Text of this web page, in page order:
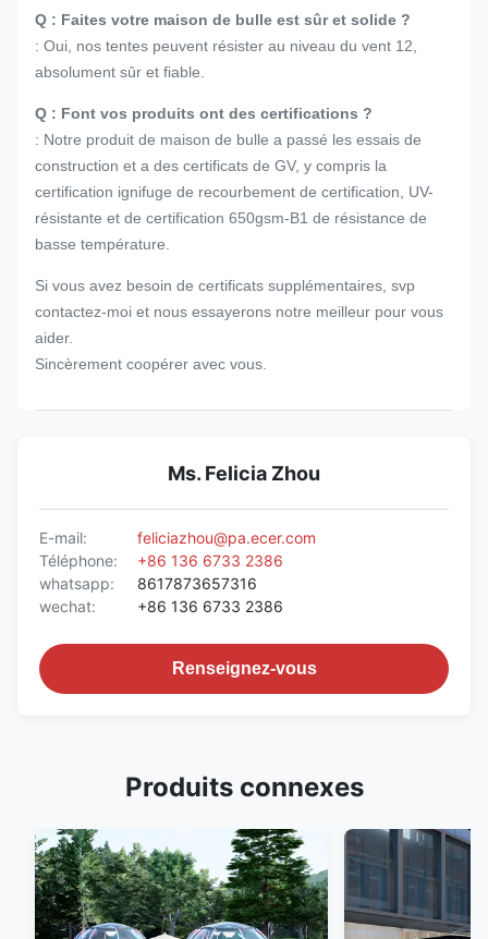
Q : Faites votre maison de bulle est sûr et solide ?
: Oui, nos tentes peuvent résister au niveau du vent 12,
absolument sûr et fiable.
Q : Font vos produits ont des certifications ?
: Notre produit de maison de bulle a passé les essais de
construction et a des certificats de GV, y compris la
certification ignifuge de recourbement de certification, UV-
résistante et de certification 650gsm-B1 de résistance de
basse température.
Si vous avez besoin de certificats supplémentaires, svp
contactez-moi et nous essayerons notre meilleur pour vous
aider.
Sincèrement coopérer avec vous.
Ms. Felicia Zhou
E-mail:
feliciazhou@pa.ecer.com
Téléphone:
+86 136 6733 2386
whatsapp:
8617873657316
wechat:
+86 136 6733 2386
Renseignez-vous
Produits connexes